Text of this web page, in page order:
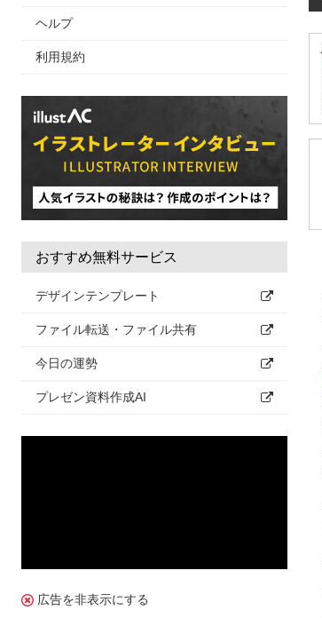
ヘルプ
利用規約
おすすめ無料サービス
デザインテンプレート
ファイル転送・ファイル共有
今日の運勢
プレゼン資料作成AI
広告を非表示にする